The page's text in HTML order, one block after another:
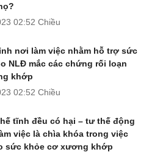
02:52 Chiều
nơi làm việc nhằm hỗ trợ sức
NLĐ mắc các chứng rối loạn
khớp
02:52 Chiều
tĩnh đều có hại – tư thế động
việc là chìa khóa trong việc
sức khỏe cơ xương khớp